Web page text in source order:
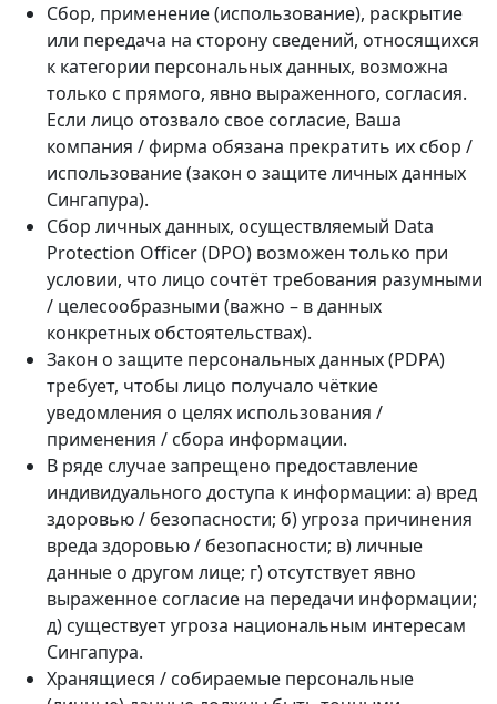
Сбор, применение (использование), раскрытие
или передача на сторону сведений, относящихся
к категории персональных данных, возможна
только с прямого, явно выраженного, согласия.
Если лицо отозвало свое согласие, Ваша
компания / фирма обязана прекратить их сбор /
использование (закон о защите личных данных
Сингапура).
Сбор личных данных, осуществляемый Data
Protection Officer (DPO) возможен только при
условии, что лицо сочтёт требования разумными
/ целесообразными (важно – в данных
конкретных обстоятельствах).
Закон о защите персональных данных (PDPA)
требует, чтобы лицо получало чёткие
уведомления о целях использования /
применения / сбора информации.
В ряде случае запрещено предоставление
индивидуального доступа к информации: а) вред
здоровью / безопасности; б) угроза причинения
вреда здоровью / безопасности; в) личные
данные о другом лице; г) отсутствует явно
выраженное согласие на передачи информации;
д) существует угроза национальным интересам
Сингапура.
Хранящиеся / собираемые персональные